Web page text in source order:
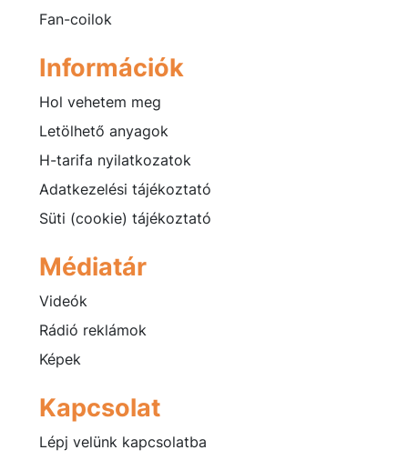
Fan-coilok
Információk
Hol vehetem meg
Letölhető anyagok
H-tarifa nyilatkozatok
Adatkezelési tájékoztató
Süti (cookie) tájékoztató
Médiatár
Videók
Rádió reklámok
Képek
Kapcsolat
Lépj velünk kapcsolatba